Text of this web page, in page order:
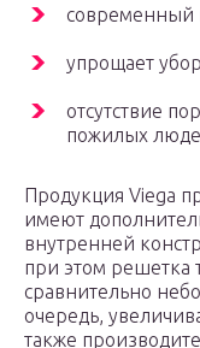
современный
упрощает
отсутствие
пожилых
Продукция Viega
имеют
внутренней
при этом решетка
сравнительно
очередь,
также